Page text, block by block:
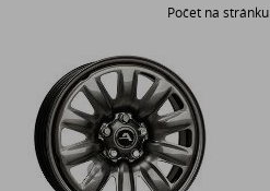
Počet na stránku